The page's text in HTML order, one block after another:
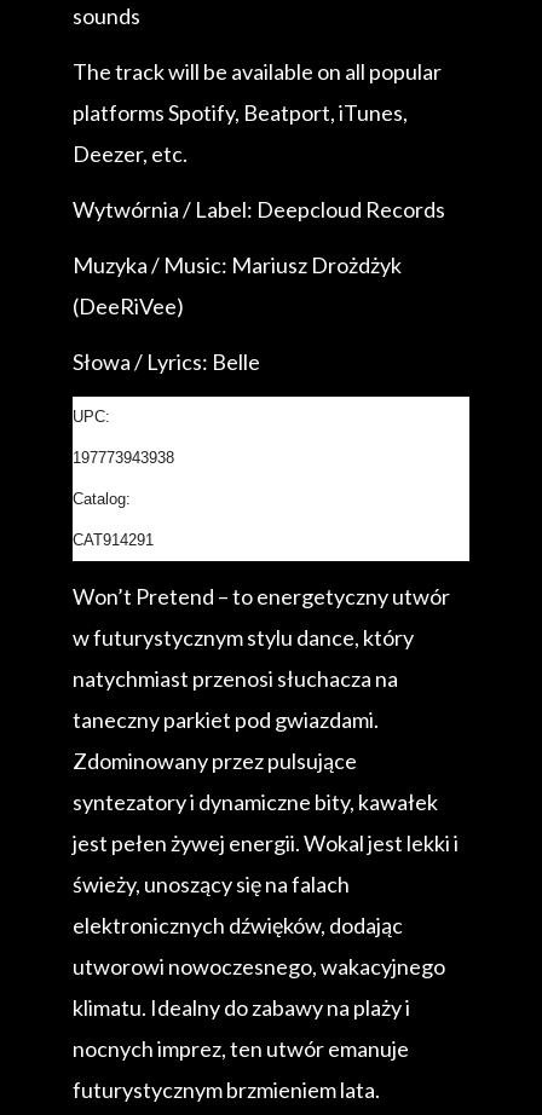
sounds
The track will be available on all popular
platforms Spotify, Beatport, iTunes,
Deezer, etc.
Wytwórnia / Label: Deepcloud Records
Muzyka / Music: Mariusz Drożdżyk
(DeeRiVee)
Słowa / Lyrics: Belle
UPC:
197773943938
Catalog:
CAT914291
Won’t Pretend – to energetyczny utwór
w futurystycznym stylu dance, który
natychmiast przenosi słuchacza na
taneczny parkiet pod gwiazdami.
Zdominowany przez pulsujące
syntezatory i dynamiczne bity, kawałek
jest pełen żywej energii. Wokal jest lekki i
świeży, unoszący się na falach
elektronicznych dźwięków, dodając
utworowi nowoczesnego, wakacyjnego
klimatu. Idealny do zabawy na plaży i
nocnych imprez, ten utwór emanuje
futurystycznym brzmieniem lata.